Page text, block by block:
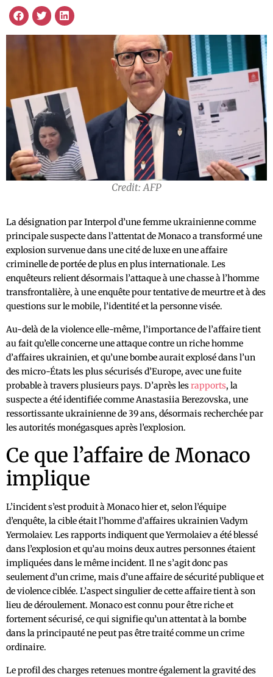
Credit: AFP
La désignation par Interpol d’une femme ukrainienne comme
principale suspecte dans l’attentat de Monaco a transformé une
explosion survenue dans une cité de luxe en une affaire
criminelle de portée de plus en plus internationale. Les
enquêteurs relient désormais l’attaque à une chasse à l’homme
transfrontalière, à une enquête pour tentative de meurtre et à des
questions sur le mobile, l’identité et la personne visée.
Au-delà de la violence elle-même, l’importance de l’affaire tient
au fait qu’elle concerne une attaque contre un riche homme
d’affaires ukrainien, et qu’une bombe aurait explosé dans l’un
des micro-États les plus sécurisés d’Europe, avec une fuite
probable à travers plusieurs pays. D’après lesrapports, la
suspecte a été identifiée comme Anastasiia Berezovska, une
ressortissante ukrainienne de 39 ans, désormais recherchée par
les autorités monégasques après l’explosion.
Ce que l’affaire de Monaco
implique
L’incident s’est produit à Monaco hier et, selon l’équipe
d’enquête, la cible était l’homme d’affaires ukrainien Vadym
Yermolaiev. Les rapports indiquent que Yermolaiev a été blessé
dans l’explosion et qu’au moins deux autres personnes étaient
impliquées dans le même incident. Il ne s’agit donc pas
seulement d’un crime, mais d’une affaire de sécurité publique et
de violence ciblée. L’aspect singulier de cette affaire tient à son
lieu de déroulement. Monaco est connu pour être riche et
fortement sécurisé, ce qui signifie qu’un attentat à la bombe
dans la principauté ne peut pas être traité comme un crime
ordinaire.
Le profil des charges retenues montre également la gravité des